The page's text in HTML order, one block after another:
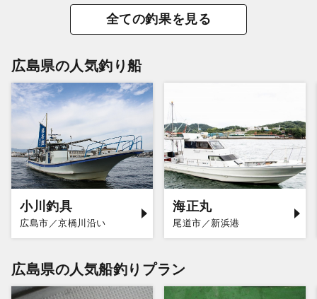
全ての釣果を見る
広島県の人気釣り船
小川釣具
広島市／京橋川沿い
海正丸
尾道市／新浜港
広島県の人気船釣りプラン